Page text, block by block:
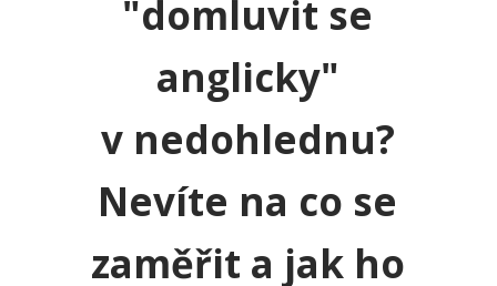
"domluvit se
anglicky"
v nedohlednu?
Nevíte na co se
zaměřit a jak ho